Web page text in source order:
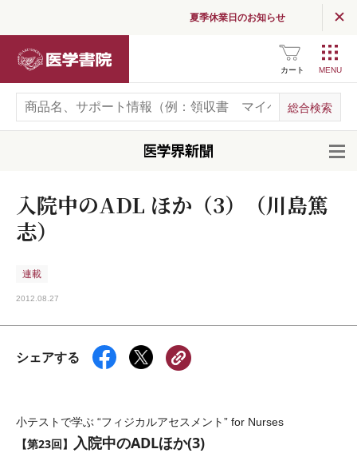
夏季休業日のお知らせ
カート
入院中のADL ほか（3）（川島篤
志）
連載
2012.08.27
シェアする
小テストで学ぶ “フィジカルアセスメント” for Nurses
【第23回】 入院中のADLほか(3)